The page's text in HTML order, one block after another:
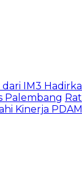
dari IM3
Palembang
Kinerja